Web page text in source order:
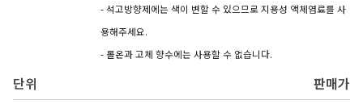
- 석고방향제에는 색이 변할 수 있으므로 지용성 액체염료를 사
용해주세요.
- 롤온과 고체 향수에는 사용할 수 없습니다.
단위
판매가